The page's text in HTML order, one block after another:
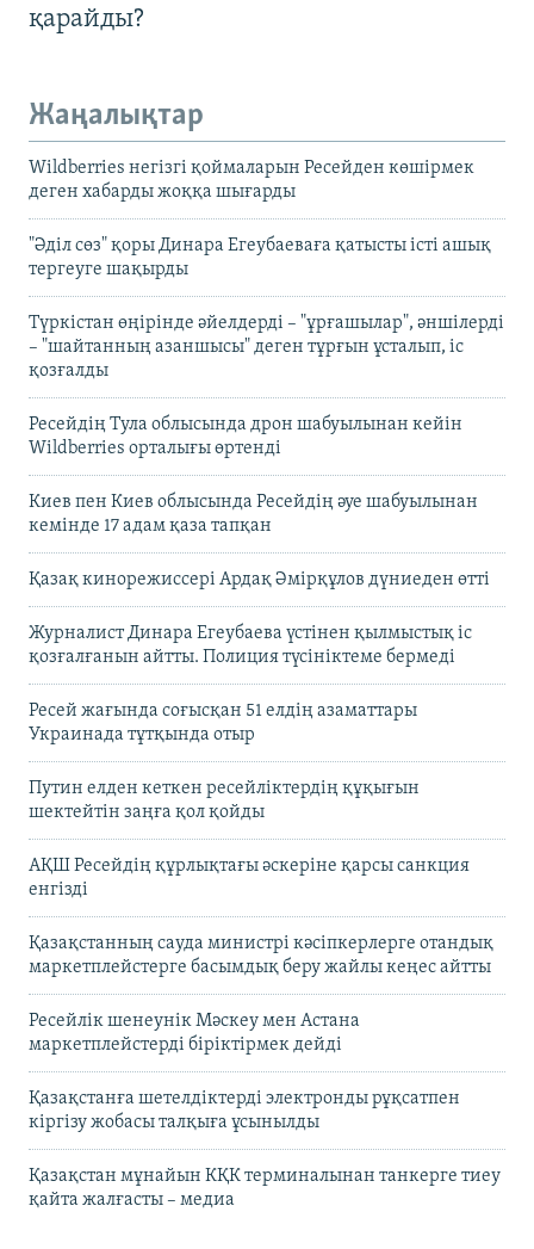
қарайды?
Жаңалықтар
Wildberries негізгі қоймаларын Ресейден көшірмек
деген хабарды жоққа шығарды
"Әділ сөз" қоры Динара Егеубаеваға қатысты істі ашық
тергеуге шақырды
Түркістан өңірінде әйелдерді – "ұрғашылар", әншілерді
– "шайтанның азаншысы" деген тұрғын ұсталып, іс
қозғалды
Ресейдің Тула облысында дрон шабуылынан кейін
Wildberries орталығы өртенді
Киев пен Киев облысында Ресейдің әуе шабуылынан
кемінде 17 адам қаза тапқан
Қазақ кинорежиссері Ардақ Әмірқұлов дүниеден өтті
Журналист Динара Егеубаева үстінен қылмыстық іс
қозғалғанын айтты. Полиция түсініктеме бермеді
Ресей жағында соғысқан 51 елдің азаматтары
Украинада тұтқында отыр
Путин елден кеткен ресейліктердің құқығын
шектейтін заңға қол қойды
АҚШ Ресейдің құрлықтағы әскеріне қарсы санкция
енгізді
Қазақстанның сауда министрі кәсіпкерлерге отандық
маркетплейстерге басымдық беру жайлы кеңес айтты
Ресейлік шенеунік Мәскеу мен Астана
маркетплейстерді біріктірмек дейді
Қазақстанға шетелдіктерді электронды рұқсатпен
кіргізу жобасы талқыға ұсынылды
Қазақстан мұнайын КҚК терминалынан танкерге тиеу
қайта жалғасты – медиа